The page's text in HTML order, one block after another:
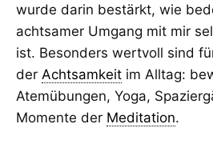
wurde darin bestärkt, wie
achtsamer Umgang mit mir
ist. Besonders wertvoll sind
der Achtsamkeit im Alltag:
Atemübungen, Yoga,
Momente der Meditation.